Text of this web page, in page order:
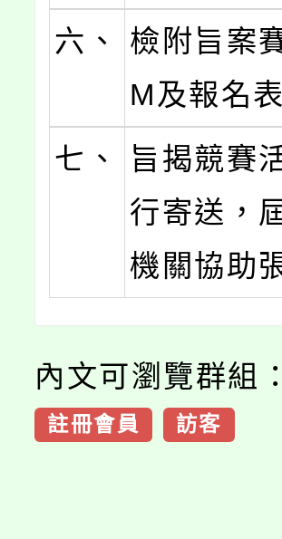
六、
檢附旨案
M及報名
七、
旨揭競賽
行寄送，
機關協助
內文可瀏覽群組：
註冊會員 訪客